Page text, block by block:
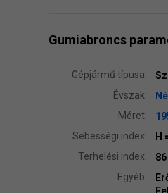
Gumiabroncs
Gépjármű típusa:
Évszak:
Méret:
Sebességi index:
H
Terhelési index:
86
Egyéb: